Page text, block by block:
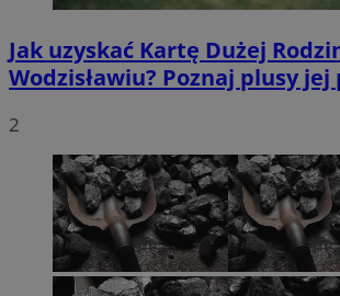
Jak uzyskać Kartę Dużej
Wodzisławiu? Poznaj plusy
2